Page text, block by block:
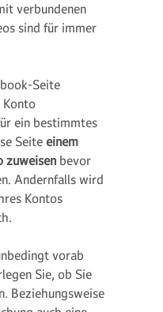
verbundenen
sind für immer
Seite
ein bestimmtes
Seite einem
zuweisen bevor
Andernfalls wird
Kontos
vorab
Sie, ob Sie
Beziehungsweise